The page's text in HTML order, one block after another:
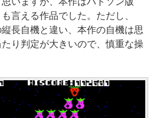
言える作品でした。ただし、
縦長自機と違い、本作の自機は思
り判定が大きいので、慎重な操